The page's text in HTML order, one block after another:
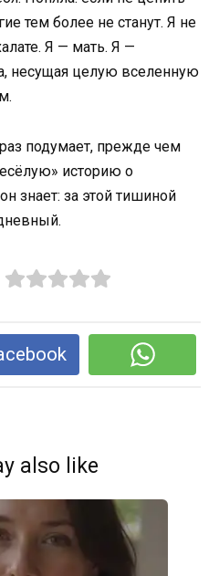
тем более не станут. Я не
Я — мать. Я —
несущая целую вселенную
подумает, прежде чем
историю о
знает: за этой тишиной
also like